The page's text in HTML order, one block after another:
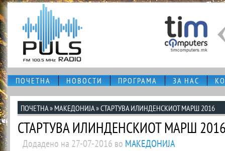
ПОЧЕТНА НОВОСТИ ПРОГРАМА ЗА НАС
ПОЧЕТНА» МАКЕДОНИЈА» СТАРТУВА ИЛИНДЕНСКИОТ МАРШ 2016
СТАРТУВА ИЛИНДЕНСКИОТ МАРШ
Додадено на 27-07-2016 во МАКЕДОНИЈА